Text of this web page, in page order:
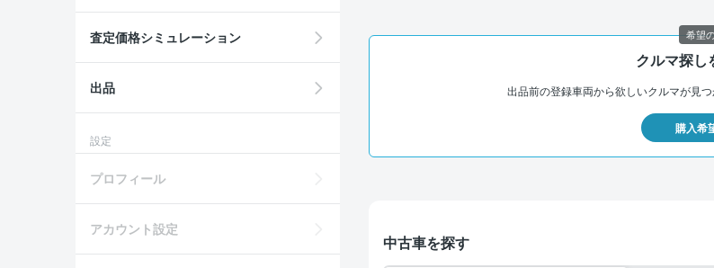
クルマ探し
出品前の登録車両から欲しいクルマが見つ
購入希
中古車を探す
査定価格シミュレーション
出品
設定
プロフィール
アカウント設定
希望